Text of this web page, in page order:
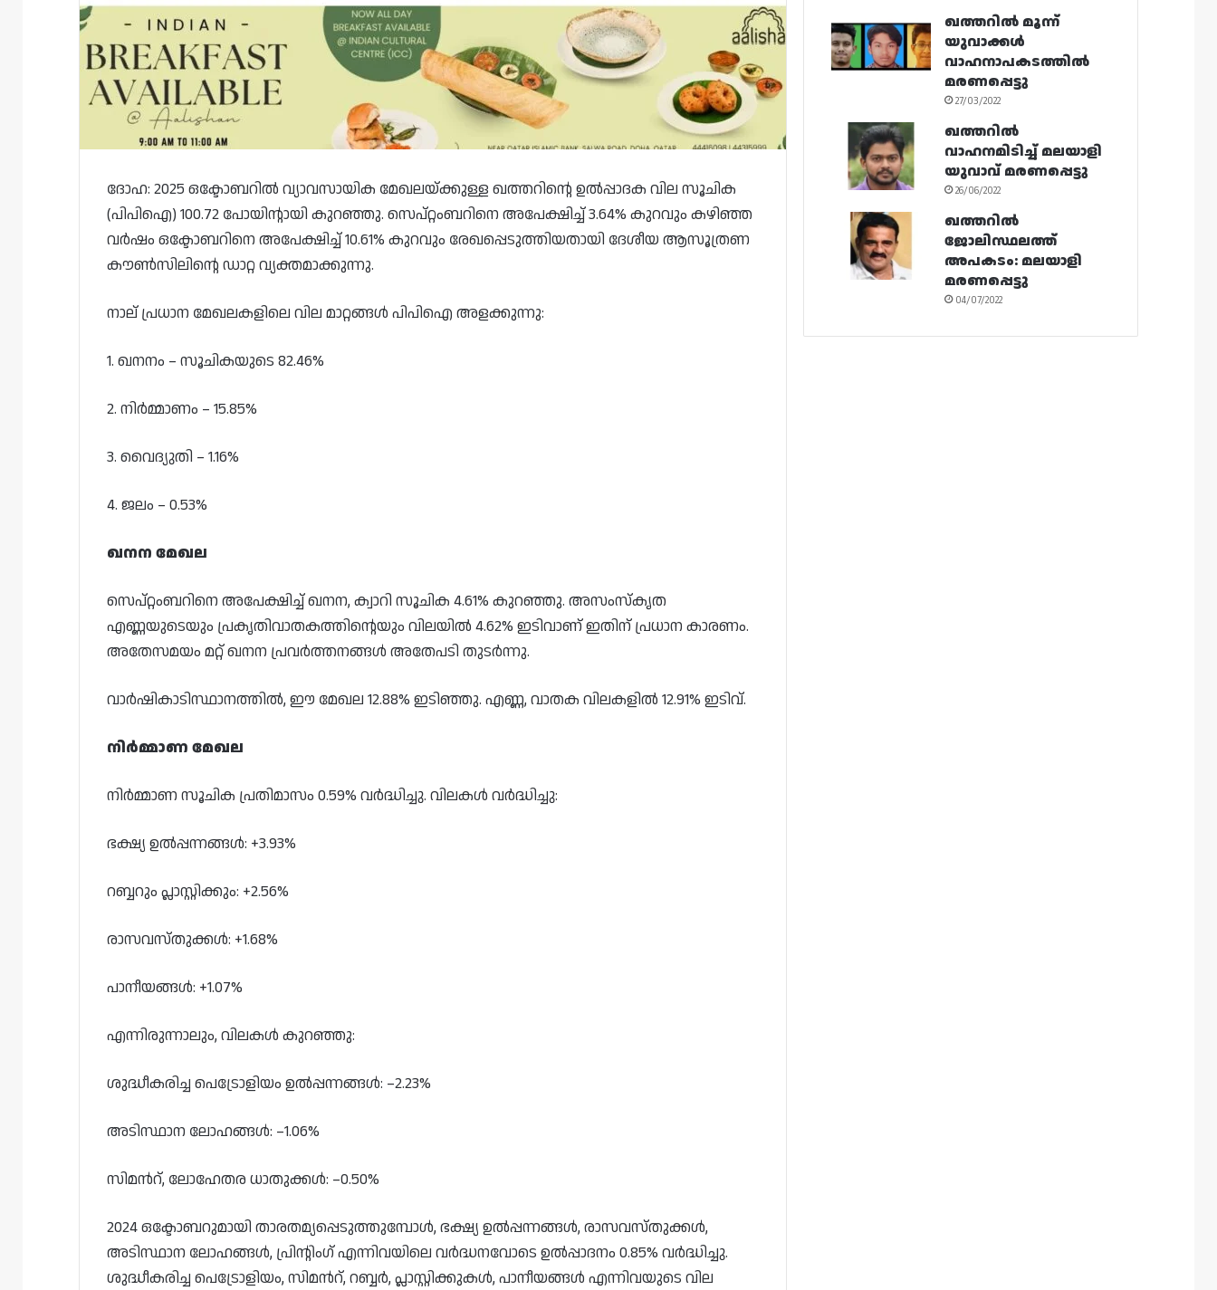
ദോഹ: 2025 ഒക്ടോബറിൽ വ്യാവസായിക മേഖലയ്ക്കുള്ള ഖത്തറിന്റെ ഉൽപ്പാദക വില സൂചിക
(പിപിഐ) 100.72 പോയിന്റായി കുറഞ്ഞു. സെപ്റ്റംബറിനെ അപേക്ഷിച്ച് 3.64% കുറവും കഴിഞ്ഞ
വർഷം ഒക്ടോബറിനെ അപേക്ഷിച്ച് 10.61% കുറവും രേഖപ്പെടുത്തിയതായി ദേശീയ ആസൂത്രണ
കൗൺസിലിന്റെ ഡാറ്റ വ്യക്തമാക്കുന്നു.
നാല് പ്രധാന മേഖലകളിലെ വില മാറ്റങ്ങൾ പിപിഐ അളക്കുന്നു:
1. ഖനനം – സൂചികയുടെ 82.46%
2. നിർമ്മാണം – 15.85%
3. വൈദ്യുതി – 1.16%
4. ജലം – 0.53%
ഖനന മേഖല
സെപ്റ്റംബറിനെ അപേക്ഷിച്ച് ഖനന, ക്വാറി സൂചിക 4.61% കുറഞ്ഞു. അസംസ്കൃത
എണ്ണയുടെയും പ്രകൃതിവാതകത്തിന്റെയും വിലയിൽ 4.62% ഇടിവാണ് ഇതിന് പ്രധാന കാരണം.
അതേസമയം മറ്റ് ഖനന പ്രവർത്തനങ്ങൾ അതേപടി തുടർന്നു.
വാർഷികാടിസ്ഥാനത്തിൽ, ഈ മേഖല 12.88% ഇടിഞ്ഞു. എണ്ണ, വാതക വിലകളിൽ 12.91% ഇടിവ്.
നിർമ്മാണ മേഖല
നിർമ്മാണ സൂചിക പ്രതിമാസം 0.59% വർദ്ധിച്ചു. വിലകൾ വർദ്ധിച്ചു:
ഭക്ഷ്യ ഉൽപ്പന്നങ്ങൾ: +3.93%
റബ്ബറും പ്ലാസ്റ്റിക്കും: +2.56%
രാസവസ്തുക്കൾ: +1.68%
പാനീയങ്ങൾ: +1.07%
എന്നിരുന്നാലും, വിലകൾ കുറഞ്ഞു:
ശുദ്ധീകരിച്ച പെട്രോളിയം ഉൽപ്പന്നങ്ങൾ: –2.23%
അടിസ്ഥാന ലോഹങ്ങൾ: –1.06%
സിമൻറ്, ലോഹേതര ധാതുക്കൾ: –0.50%
2024 ഒക്ടോബറുമായി താരതമ്യപ്പെടുത്തുമ്പോൾ, ഭക്ഷ്യ ഉൽപ്പന്നങ്ങൾ, രാസവസ്തുക്കൾ,
അടിസ്ഥാന ലോഹങ്ങൾ, പ്രിന്റിംഗ് എന്നിവയിലെ വർദ്ധനവോടെ ഉൽപ്പാദനം 0.85% വർദ്ധിച്ചു.
ശുദ്ധീകരിച്ച പെട്രോളിയം, സിമൻറ്, റബ്ബർ, പ്ലാസ്റ്റിക്കുകൾ, പാനീയങ്ങൾ എന്നിവയുടെ വില
ഖത്തറിൽ മൂന്ന്
യുവാക്കൾ
വാഹനാപകടത്തിൽ
മരണപ്പെട്ടു
27/03/2022
ഖത്തറിൽ
വാഹനമിടിച്ച് മലയാളി
യുവാവ് മരണപ്പെട്ടു
26/06/2022
ഖത്തറിൽ
ജോലിസ്ഥലത്ത്
അപകടം: മലയാളി
മരണപ്പെട്ടു
04/07/2022